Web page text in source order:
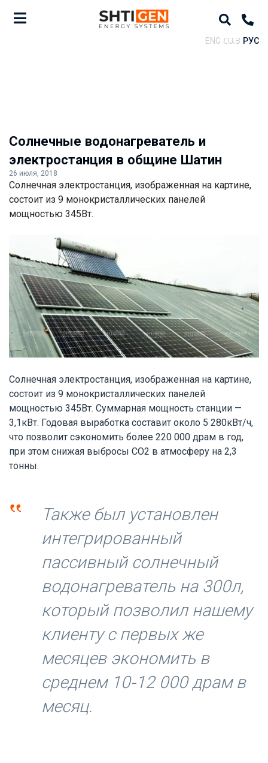
ENG ՀԱՅ РУС
Солнечные водонагреватель и
электростанция в общине Шатин
26 июля, 2018
Солнечная электростанция, изображенная на картине,
состоит из 9 монокристаллических панелей
мощностью 345Вт.
Солнечная электростанция, изображенная на картине,
состоит из 9 монокристаллических панелей
мощностью 345Вт. Суммарная мощность станции —
3,1кВт. Годовая выработка составит около 5 280кВт/ч,
что позволит сэкономить более 220 000 драм в год,
при этом снижая выбросы CO2 в атмосферу на 2,3
тонны.
‟
Также был установлен
интегрированный
пассивный солнечный
водонагреватель на 300л,
который позволил нашему
клиенту с первых же
месяцев экономить в
среднем 10-12 000 драм в
месяц.